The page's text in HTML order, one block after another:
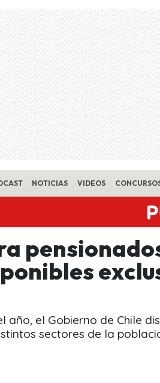
NOTICIAS VIDEOS
año, el Gobierno de Chile
sectores de la